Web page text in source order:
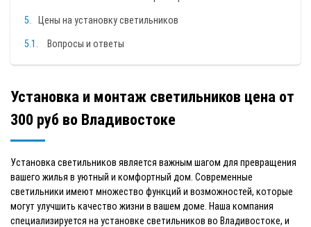
Цены на установку светильников
Вопросы и ответы
Установка и монтаж светильников цена от
300 руб во Владивостоке
Установка светильников является важным шагом для превращения
вашего жилья в уютный и комфортный дом. Современные
светильники имеют множество функций и возможностей, которые
могут улучшить качество жизни в вашем доме. Наша компания
специализируется на установке светильников во Владивостоке, и